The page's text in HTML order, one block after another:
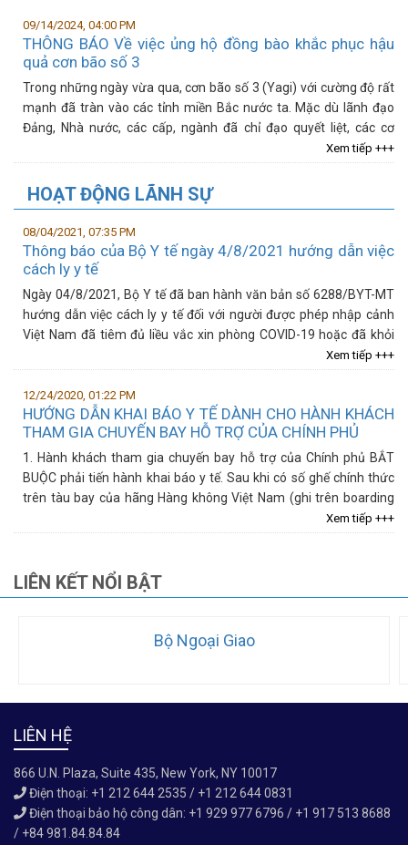
09/14/2024, 04:00 PM
THÔNG BÁO Về việc ủng hộ đồng bào khắc phục hậu
quả cơn bão số 3
Trong những ngày vừa qua, cơn bão số 3 (Yagi) với cường độ rất
mạnh đã tràn vào các tỉnh miền Bắc nước ta. Mặc dù lãnh đạo
Đảng, Nhà nước, các cấp, ngành đã chỉ đạo quyết liệt, các cơ
Xem tiếp +++
HOẠT ĐỘNG LÃNH SỰ
08/04/2021, 07:35 PM
Thông báo của Bộ Y tế ngày 4/8/2021 hướng dẫn việc
cách ly y tế
Ngày 04/8/2021, Bộ Y tế đã ban hành văn bản số 6288/BYT-MT
hướng dẫn việc cách ly y tế đối với người được phép nhập cảnh
Việt Nam đã tiêm đủ liều vắc xin phòng COVID-19 hoặc đã khỏi
Xem tiếp +++
12/24/2020, 01:22 PM
HƯỚNG DẪN KHAI BÁO Y TẾ DÀNH CHO HÀNH KHÁCH
THAM GIA CHUYẾN BAY HỖ TRỢ CỦA CHÍNH PHỦ
1. Hành khách tham gia chuyến bay hỗ trợ của Chính phủ BẮT
BUỘC phải tiến hành khai báo y tế. Sau khi có số ghế chính thức
trên tàu bay của hãng Hàng không Việt Nam (ghi trên boarding
Xem tiếp +++
LIÊN KẾT NỔI BẬT
Bộ Ngoại Giao
LIÊN HỆ
866 U.N. Plaza, Suite 435, New York, NY 10017
Điện thoại: +1 212 644 2535 / +1 212 644 0831
Điện thoại bảo hộ công dân: +1 929 977 6796 / +1 917 513 8688
/ +84 981.84.84.84